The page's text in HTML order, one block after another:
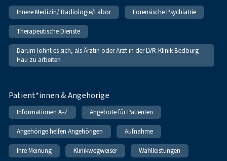
Innere Medizin/ Radiologie/Labor Forensische Psychiatrie
Therapeutische Dienste
Darum lohnt es sich, als Ärztin oder Arzt in der LVR-Klinik Bedburg-
Hau zu arbeiten
Patient*innen & Angehörige
Informationen A-Z Angebote für Patienten
Angehörige helfen Angehörigen Aufnahme
Ihre Meinung Klinikwegweiser Wahlleistungen